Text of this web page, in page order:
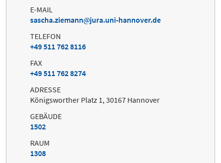
E-MAIL
sascha.ziemann
jura.uni-hannover.de
TELEFON
+49 511 762 8116
FAX
+49 511 762 8274
ADRESSE
Königsworther Platz 1, 30167 Hannover
GEBÄUDE
1502
RAUM
1308